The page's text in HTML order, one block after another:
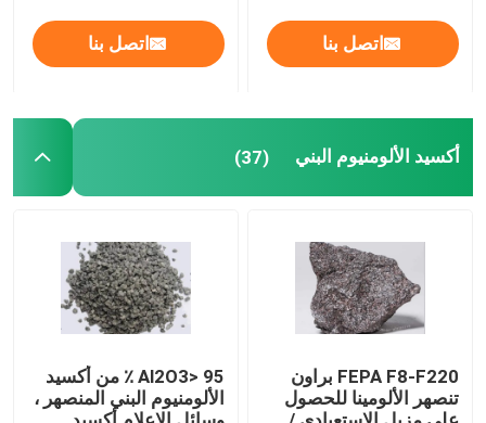
حصى كربيد السيليكون
اتصل بنا اتصل بنا
أكسيد الألومنيوم البني (37)
FEPA F8-F220 براون
تنصهر الألومينا للحصول
Al2O3> 95 ٪ من أكسيد
الألومنيوم البني المنصهر ،